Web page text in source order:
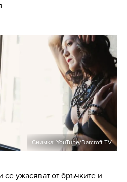
Снимка: YouTube/Barcroft TV
ужасяват от бръчките и